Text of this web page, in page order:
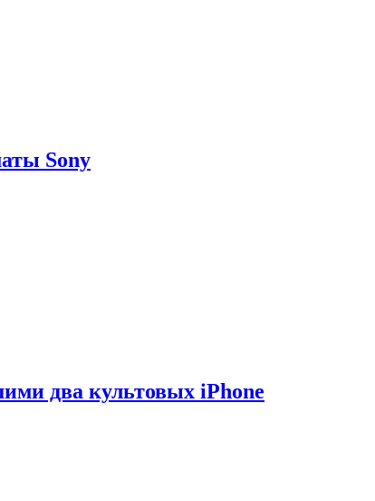
Sony
два культовых iPhone